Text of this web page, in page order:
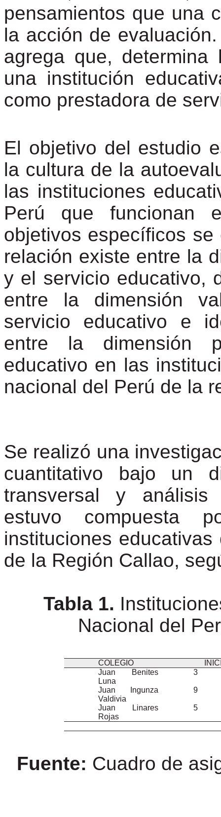
pensamientos que una
la acción de
agrega que,
una institución
como prestadora de
El objetivo del estudio
la cultura de la
las instituciones
Perú que funcionan
objetivos específicos
relación existe entre la
y el servicio educativo,
entre la dimensión
servicio educativo e
entre la dimensión
educativo en las
nacional del Perú de la
Se realizó una
cuantitativo bajo un
transversal y
estuvo compuesta
instituciones
de la Región Callao,
Tabla 1.
Nacional del
COLEGIO
Juan
Benites
Luna
3
Juan
Ingunza
Valdivia
9
Juan
Linares
Rojas
5
Fuente: Cuadro de